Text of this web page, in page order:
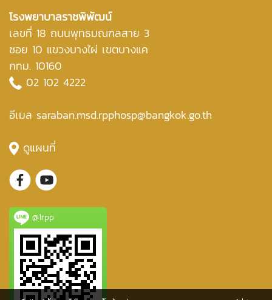
โรงพยาบาลราชพิพัฒน์
เลขที่ 18 ถนนพุทธมณฑลสาย 3
ซอย 10 แขวงบางไผ่ เขตบางแค
กทม. 10160
02 102 4222
อีเมล saraban.msd.rpphosp@bangkok.go.th
ดูแผนที่
@1rpp